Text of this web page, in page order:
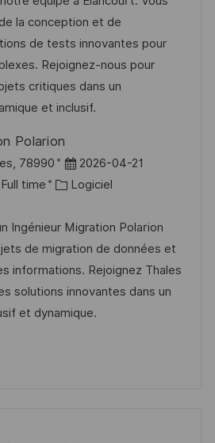
’
a
f
f
i
h
a
g
g
o
r
i
e
la conception et de
de tests innovantes pour
Rejoignez-nous pour
critiques dans un
et inclusif.
Polarion
78990
D
a
e
d
’
a
f
2026-04-21
Full time
C
t
é
g
o
r
Logiciel
Ingénieur Migration Polarion
de migration de données et
informations. Rejoignez Thales
solutions innovantes dans un
et dynamique.